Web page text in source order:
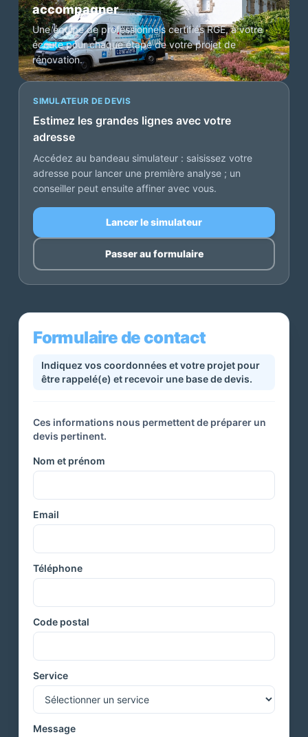
accompagner
Une équipe de professionnels certifiés RGE, à votre
écoute pour chaque étape de votre projet de
rénovation.
SIMULATEUR DE DEVIS
Estimez les grandes lignes avec votre
adresse
Accédez au bandeau simulateur : saisissez votre
adresse pour lancer une première analyse ; un
conseiller peut ensuite affiner avec vous.
Lancer le simulateur
Passer au formulaire
Formulaire de contact
Indiquez vos coordonnées et votre projet pour
être rappelé(e) et recevoir une base de devis.
Ces informations nous permettent de préparer un
devis pertinent.
Nom et prénom
Email
Téléphone
Code postal
Service
Message